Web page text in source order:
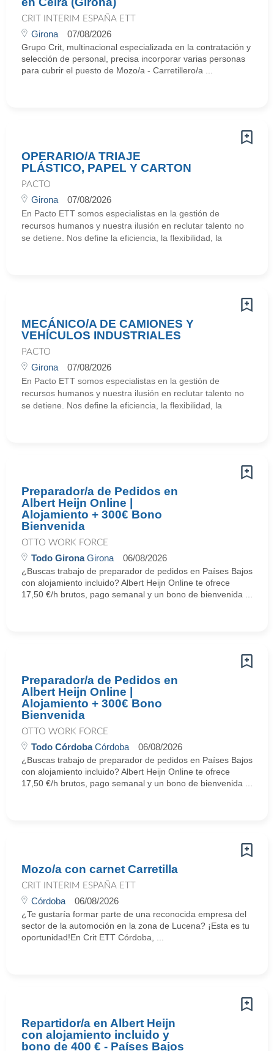
CRIT INTERIM ESPAÑA ETT
Girona 07/08/2026
Grupo Crit, multinacional especializada en la contratación y
selección de personal, precisa incorporar varias personas
para cubrir el puesto de Mozo/a - Carretillero/a ...
OPERARIO/A TRIAJE
PLÁSTICO, PAPEL Y CARTON
PACTO
Girona 07/08/2026
En Pacto ETT somos especialistas en la gestión de
recursos humanos y nuestra ilusión en reclutar talento no
se detiene. Nos define la eficiencia, la flexibilidad, la
MECÁNICO/A DE CAMIONES Y
VEHÍCULOS INDUSTRIALES
PACTO
Girona 07/08/2026
En Pacto ETT somos especialistas en la gestión de
recursos humanos y nuestra ilusión en reclutar talento no
se detiene. Nos define la eficiencia, la flexibilidad, la
Preparador/a de Pedidos en
Albert Heijn Online |
Alojamiento + 300€ Bono
Bienvenida
OTTO WORK FORCE
Todo GironaGirona 06/08/2026
¿Buscas trabajo de preparador de pedidos en Países Bajos
con alojamiento incluido? Albert Heijn Online te ofrece
17,50 €/h brutos, pago semanal y un bono de bienvenida ...
Preparador/a de Pedidos en
Albert Heijn Online |
Alojamiento + 300€ Bono
Bienvenida
OTTO WORK FORCE
Todo CórdobaCórdoba 06/08/2026
¿Buscas trabajo de preparador de pedidos en Países Bajos
con alojamiento incluido? Albert Heijn Online te ofrece
17,50 €/h brutos, pago semanal y un bono de bienvenida ...
Mozo/a con carnet Carretilla
CRIT INTERIM ESPAÑA ETT
Córdoba 06/08/2026
¿Te gustaría formar parte de una reconocida empresa del
sector de la automoción en la zona de Lucena? ¡Esta es tu
oportunidad!En Crit ETT Córdoba, ...
Repartidor/a en Albert Heijn
con alojamiento incluido y
bono de 400 € - Países Bajos